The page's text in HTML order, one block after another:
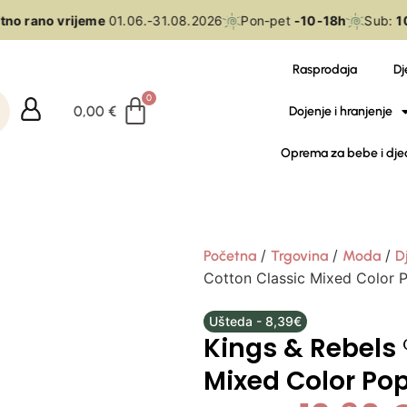
rano vrijeme01.06.-31.08.2026 Pon-pet-10-18h Sub:10-
0,00€
Rasprodaja
Dojenje i hranjenje
Oprema za bebe i
Početna / Trgovina / Moda /
Cotton Classic Mixed Color
Ušteda - 8,39€
Kings &
Mixed Color